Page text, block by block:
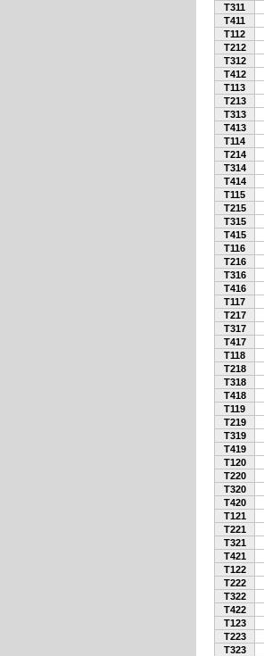
T311
T411
T112
T212
T312
T412
T113
T213
T313
T413
T114
T214
T314
T414
T115
T215
T315
T415
T116
T216
T316
T416
T117
T217
T317
T417
T118
T218
T318
T418
T119
T219
T319
T419
T120
T220
T320
T420
T121
T221
T321
T421
T122
T222
T322
T422
T123
T223
T323